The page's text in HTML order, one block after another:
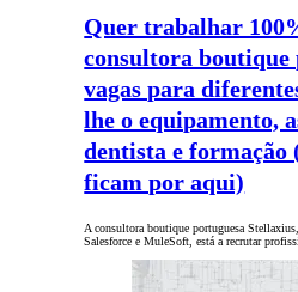
Quer trabalhar
consultora boutique
vagas para
lhe o equipamento,
dentista e formação
ficam por aqui)
A consultora boutique portuguesa
Salesforce e MuleSoft, está a recrutar